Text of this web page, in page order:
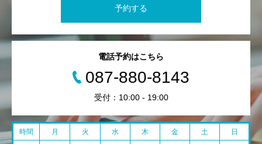
予約する
電話予約はこちら
087-880-8143
受付：10:00 - 19:00
時間 月 火 水 木 金 土 日